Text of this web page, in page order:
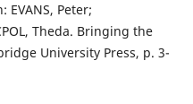
EVANS, Peter;
Theda. Bringing the
University Press, p. 3-